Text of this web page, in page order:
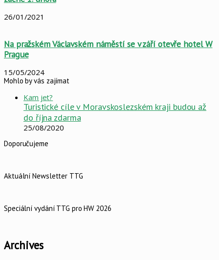
26/01/2021
Na pražském Václavském náměstí se v září otevře hotel W
Prague
15/05/2024
Mohlo by vás zajímat
Kam jet?
Turistické cíle v Moravskoslezském kraji budou až
do října zdarma
25/08/2020
Doporučujeme
Aktuální Newsletter TTG
Speciální vydání TTG pro HW 2026
Archives